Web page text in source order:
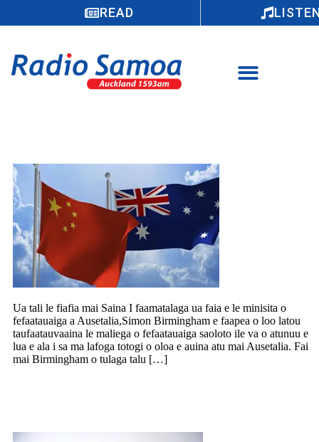
READ
Ua tali le fiafia mai Saina I faamatalaga ua faia e le minisita o
fefaatauaiga a Ausetalia,Simon Birmingham e faapea o loo latou
taufaatauvaaina le maliega o fefaatauaiga saoloto ile va o atunuu e
lua e ala i sa ma lafoga totogi o oloa e auina atu mai Ausetalia. Fai
mai Birmingham o tulaga talu […]